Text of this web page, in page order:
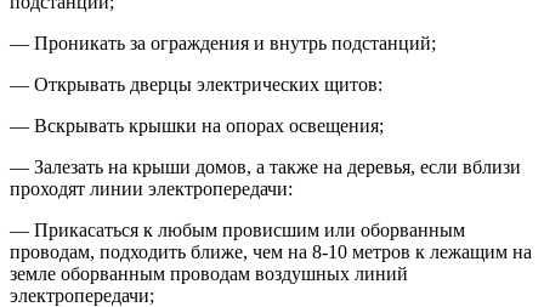
— Проникать за ограждения и внутрь подстанций;
— Открывать дверцы электрических щитов:
— Вскрывать крышки на опорах освещения;
— Залезать на крыши домов, а также на деревья, если вблизи
проходят линии электропередачи:
— Прикасаться к любым провисшим или оборванным
проводам, подходить ближе, чем на 8-10 метров к лежащим на
земле оборванным проводам воздушных линий
электропередачи;